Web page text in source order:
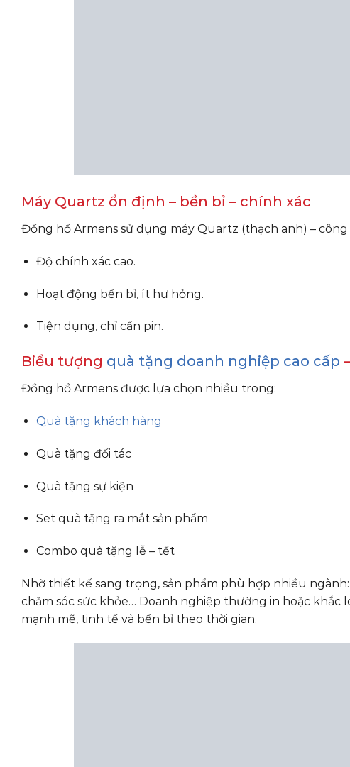
Máy Quartz ổn định – bền bỉ – chính xác
Đồng hồ Armens sử dụng máy Quartz (thạch anh) –
Độ chính xác cao.
Hoạt động bền bỉ, ít hư hỏng.
Tiện dụng, chỉ cần pin.
Biểu tượng quà tặng doanh nghiệp cao cấp
Đồng hồ Armens được lựa chọn nhiều trong:
Quà tặng khách hàng
Quà tặng đối tác
Quà tặng sự kiện
Set quà tặng ra mắt sản phẩm
Combo quà tặng lễ – tết
Nhờ thiết kế sang trọng, sản phẩm phù hợp nhiều
chăm sóc sức khỏe… Doanh nghiệp thường in hoặc
mạnh mẽ, tinh tế và bền bỉ theo thời gian.